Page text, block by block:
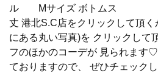
ル Mサイズ ボトム
丈 港北S.C店をクリックして頂
にある丸い写真)を クリックして
フのほかのコーデが 見られます
ておりますので、 ぜひチェック